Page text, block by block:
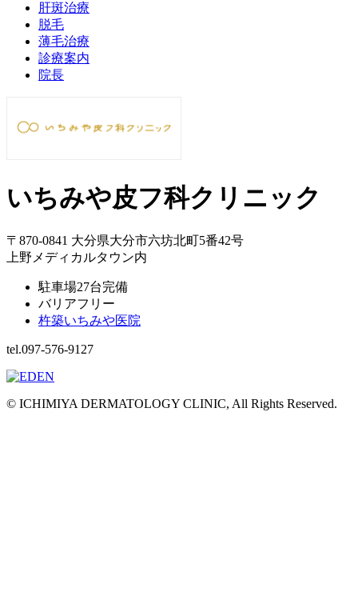
肝斑治療
脱毛
薄毛治療
診療案内
院長
いちみや皮フ科クリニック
〒870-0841 大分県大分市六坊北町5番42号
上野メディカルタウン内
駐車場27台完備
バリアフリー
杵築いちみや医院
tel.097-576-9127
© ICHIMIYA DERMATOLOGY CLINIC, All Rights Reserved.